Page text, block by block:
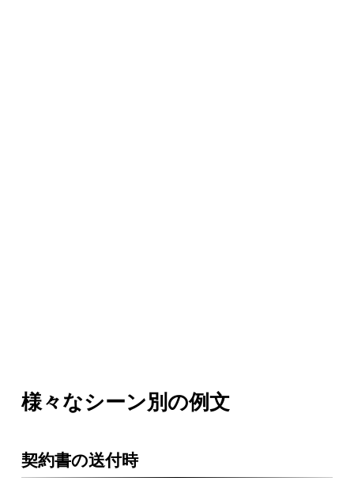
様々なシーン別の例文
契約書の送付時